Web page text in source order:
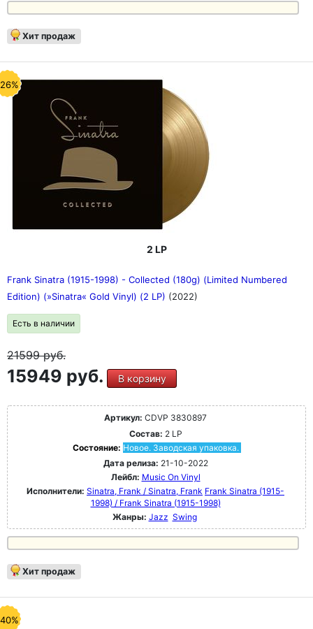
Хит продаж
2 LP
Frank Sinatra (1915-1998) - Collected (180g) (Limited Numbered
Edition) (»Sinatra« Gold Vinyl) (2 LP) (2022)
Есть в наличии
21599руб.
15949 руб. В корзину
Артикул: CDVP 3830897
Состав: 2 LP
Состояние: Новое. Заводская упаковка.
Дата релиза: 21-10-2022
Лейбл: Music On Vinyl
Исполнители: Sinatra, Frank / Sinatra, Frank Frank Sinatra (1915-
1998) / Frank Sinatra (1915-1998)
Жанры: Jazz Swing
Хит продаж